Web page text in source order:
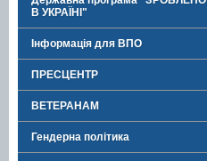
В УКРАЇНІ"
Інформація для ВПО
ПРЕСЦЕНТР
ВЕТЕРАНАМ
Гендерна політика